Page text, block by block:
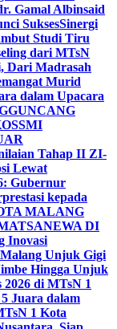
Gamal Albinsaid
SuksesSinergi
Studi Tiru
dari MTsN
Dari Madrasah
Murid
dalam Upacara
Tahap II ZI-
Lewat
Gubernur
kepada
MALANG
DI
Inovasi
Unjuk Gigi
Hingga Unjuk
di MTsN 1
Juara dalam
1 Kota